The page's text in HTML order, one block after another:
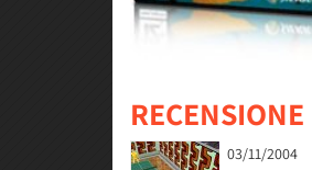
RECENSIONE
03/11/2004